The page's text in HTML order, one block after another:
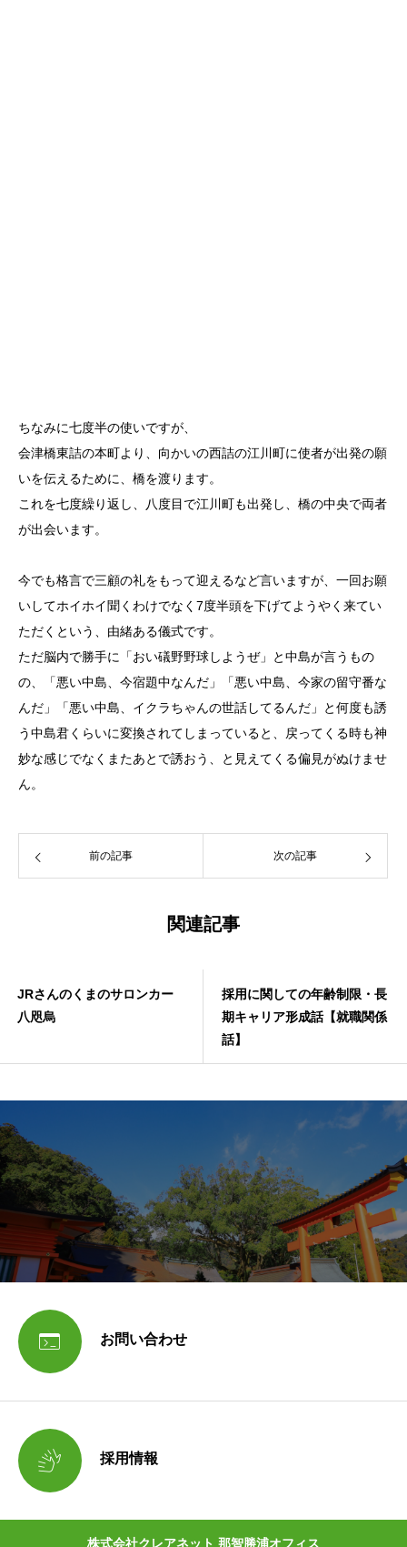
ちなみに七度半の使いですが、
会津橋東詰の本町より、向かいの西詰の江川町に使者が出発の願
いを伝えるために、橋を渡ります。
これを七度繰り返し、八度目で江川町も出発し、橋の中央で両者
が出会います。
今でも格言で三顧の礼をもって迎えるなど言いますが、一回お願
いしてホイホイ聞くわけでなく7度半頭を下げてようやく来てい
ただくという、由緒ある儀式です。
ただ脳内で勝手に「おい礒野野球しようぜ」と中島が言うもの
の、「悪い中島、今宿題中なんだ」「悪い中島、今家の留守番な
んだ」「悪い中島、イクラちゃんの世話してるんだ」と何度も誘
う中島君くらいに変換されてしまっていると、戻ってくる時も神
妙な感じでなくまたあとで誘おう、と見えてくる偏見がぬけませ
ん。
前の記事 次の記事
関連記事
JRさんのくまのサロンカー
八咫烏
採用に関しての年齢制限・長
期キャリア形成話【就職関係
話】
 お問い合わせ
 採用情報
株式会社クレアネット 那智勝浦オフィス